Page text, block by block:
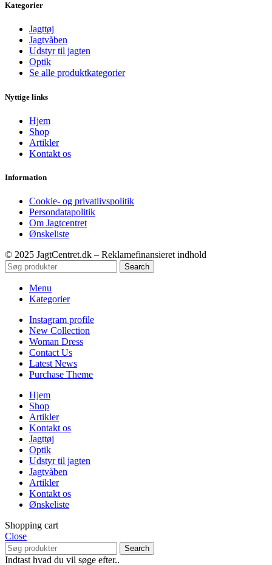
Kategorier
Jagttøj
Jagtvåben
Udstyr til jagten
Optik
Se alle produktkategorier
Nyttige links
Hjem
Shop
Artikler
Kontakt os
Information
Cookie- og privatlivspolitik
Persondatapolitik
Om Jagtcentret
Ønskeliste
© 2025 JagtCentret.dk – Reklamefinansieret indhold
Search
Menu
Kategorier
Instagram profile
New Collection
Woman Dress
Contact Us
Latest News
Purchase Theme
Hjem
Shop
Artikler
Kontakt os
Jagttøj
Optik
Udstyr til jagten
Jagtvåben
Artikler
Kontakt os
Ønskeliste
Shopping cart
Close
Search
Indtast hvad du vil søge efter..